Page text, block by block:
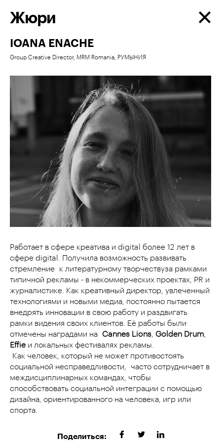
Жюри
IOANA ENACHE
Group Creative Director, MRM Romania, РУМЫНИЯ
Работает в сфере креатива и digital более 12 лет в
сфере digital. Получила возможность развивать
стремление к литературному творчествуза рамками
типичной рекламы - в некоммерческих проектах, PR и
журналистике. Как креативный директор, увлеченный
технологиями и новыми медиа, постоянно пытается
внедрять инновации в свою работу и раздвигать
рамки видения своих клиентов. Её работы были
отмечены наградами на Cannes Lions Golden Drum
Effie и локальных фестивалях рекламы.
Как человек, который не может противостоять
социальной несправедливости, часто сотрудничает в
междисциплинарных командах, чтобы
способствовать социальной интеграции с помощью
дизайна, ориентированного на человека, игр или
спорта.
Поделиться: